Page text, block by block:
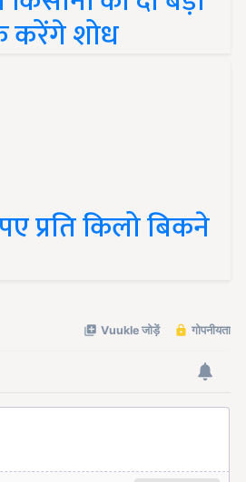
करेंगे शोध
प्रति किलो बिकने